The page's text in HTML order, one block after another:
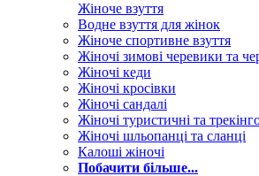
Жіноче взуття
Водне взуття для жінок
Жіноче спортивне взуття
Жіночі зимові черевики та
Жіночі кеди
Жіночі кросівки
Жіночі сандалі
Жіночі туристичні та
Жіночі шльопанці та сланці
Калоші жіночі
Побачити більше...